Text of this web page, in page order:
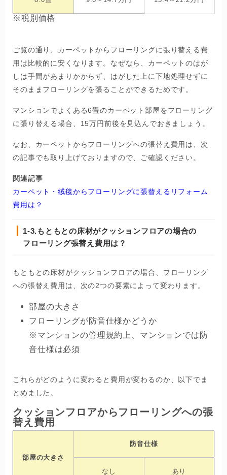
※税別価格
ご覧の通り、カーペットからフローリングに張り替える費
用は比較的に安くなります。なぜなら、カーペットのはが
しは手間があまりかからず、はがした上に下地処理せずに
そのままフローリングを張ることができるためです。
マンションでよくある6畳のカーペット部屋をフローリング
に張り替える場合、15万円前後を見込んでおきましょう。
なお、カーペットからフローリングへの張替え費用は、次
の記事でも取り上げておりますので、ご確認ください。
関連記事
カーペット・絨毯からフローリングに張替えるリフォーム
費用は？
1-3.もともとの床材がクッションフロアの場合の
フローリング張替え費用は？
もともとの床材がクッションフロアの場合、フローリング
への張替え費用は、次の2つの要素によって変わります。
部屋の大きさ
フローリングが防音仕様かどうか
※マンションの管理規約上、マンションでは防
音仕様は必須
これらがどのように変わると費用が変わるのか、以下でま
とめました。
クッションフロアからフローリングへの張
替え費用
部屋の大きさ
防音仕様
なし あり